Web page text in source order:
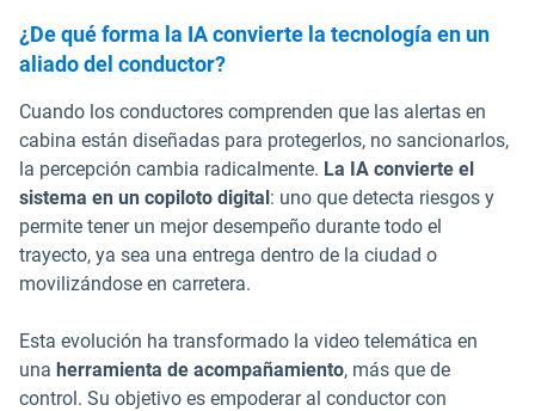
¿De qué forma la IA convierte la tecnología en un
aliado del conductor?
Cuando los conductores comprenden que las alertas en
cabina están diseñadas para protegerlos, no sancionarlos,
la percepción cambia radicalmente. La IA convierte el
sistema en un copiloto digital: uno que detecta riesgos y
permite tener un mejor desempeño durante todo el
trayecto, ya sea una entrega dentro de la ciudad o
movilizándose en carretera.
Esta evolución ha transformado la video telemática en
una herramienta de acompañamiento, más que de
control. Su objetivo es empoderar al conductor con